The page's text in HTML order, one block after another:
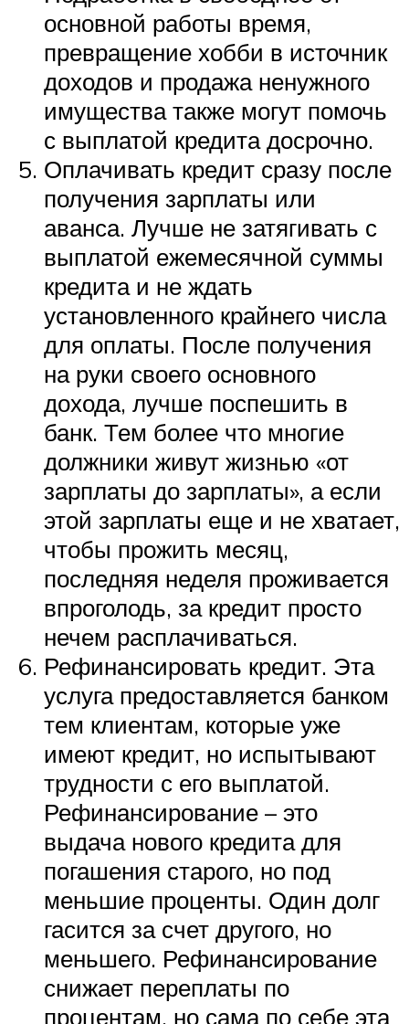
основной работы время,
превращение хобби в источник
доходов и продажа ненужного
имущества также могут помочь
с выплатой кредита досрочно.
Оплачивать кредит сразу после
получения зарплаты или
аванса. Лучше не затягивать с
выплатой ежемесячной суммы
кредита и не ждать
установленного крайнего числа
для оплаты. После получения
на руки своего основного
дохода, лучше поспешить в
банк. Тем более что многие
должники живут жизнью «от
зарплаты до зарплаты», а если
этой зарплаты еще и не хватает,
чтобы прожить месяц,
последняя неделя проживается
впроголодь, за кредит просто
нечем расплачиваться.
Рефинансировать кредит. Эта
услуга предоставляется банком
тем клиентам, которые уже
имеют кредит, но испытывают
трудности с его выплатой.
Рефинансирование – это
выдача нового кредита для
погашения старого, но под
меньшие проценты. Один долг
гасится за счет другого, но
меньшего. Рефинансирование
снижает переплаты по
процентам, но сама по себе эта